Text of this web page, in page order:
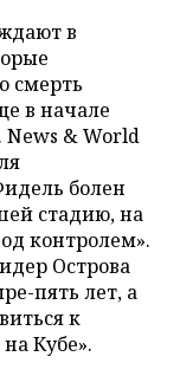
в
смерть
в начале
News & World
болен
стадию, на
контролем».
Острова
пять лет, а
к
Кубе».